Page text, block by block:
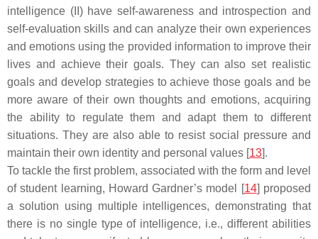
intelligence (II) have self-awareness and introspection and
self-evaluation skills and can analyze their own experiences
and emotions using the provided information to improve their
lives and achieve their goals. They can also set realistic
goals and develop strategies to achieve those goals and be
more aware of their own thoughts and emotions, acquiring
the ability to regulate them and adapt them to different
situations. They are also able to resist social pressure and
maintain their own identity and personal values [13].
To tackle the first problem, associated with the form and level
of student learning, Howard Gardner’s model [14] proposed
a solution using multiple intelligences, demonstrating that
there is no single type of intelligence, i.e., different abilities